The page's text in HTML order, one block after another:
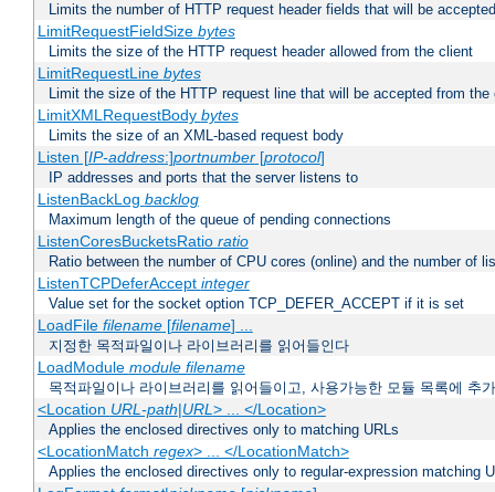
Limits the number of HTTP request header fields that will be
LimitRequestFieldSize bytes
Limits the size of the HTTP request header allowed from the client
LimitRequestLine bytes
Limit the size of the HTTP request line that will be accepted from the
LimitXMLRequestBody bytes
Limits the size of an XML-based request body
Listen [IP-address:]portnumber[protocol]
IP addresses and ports that the server listens to
ListenBackLog backlog
Maximum length of the queue of pending connections
ListenCoresBucketsRatio ratio
Ratio between the number of CPU cores (online) and the number of
ListenTCPDeferAccept integer
Value set for the socket option TCP_DEFER_ACCEPT if it is set
LoadFile filename[filename] ...
지정한 목적파일이나 라이브러리를 읽어들인다
LoadModule module filename
목적파일이나 라이브러리를 읽어들이고, 사용가능한 모듈 목록에 추
<Location URL-path|URL> ... </Location>
Applies the enclosed directives only to matching URLs
<LocationMatch regex> ... </LocationMatch>
Applies the enclosed directives only to regular-expression matching